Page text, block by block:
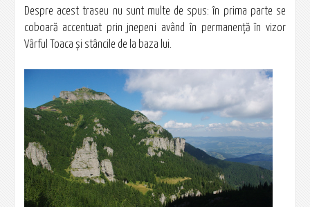
Despre acest traseu nu sunt multe de spus: în prima parte se
coboară accentuat prin jnepeni având în permanenţă în vizor
Vârful Toaca şi stâncile de la baza lui.